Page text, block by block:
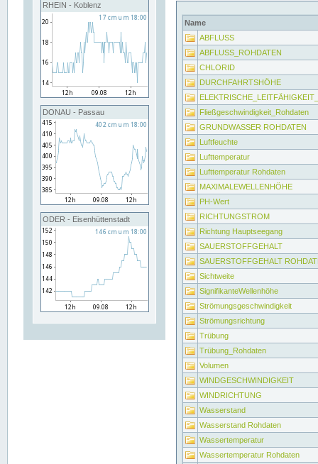
RHEIN - Koblenz
DONAU - Passau
ODER - Eisenhüttenstadt
Name
ABFLUSS
ABFLUSS_ROHDATEN
CHLORID
DURCHFAHRTSHÖHE
Fließgeschwindigkeit_Rohdaten
GRUNDWASSER ROHDATEN
Luftfeuchte
Lufttemperatur
Lufttemperatur Rohdaten
MAXIMALEWELLENHÖHE
PH-Wert
RICHTUNGSTROM
Richtung Hauptseegang
SAUERSTOFFGEHALT
SAUERSTOFFGEHALT
Sichtweite
SignifikanteWellenhöhe
Strömungsgeschwindigkeit
Strömungsrichtung
Trübung
Trübung_Rohdaten
Volumen
WINDGESCHWINDIGKEIT
WINDRICHTUNG
Wasserstand
Wasserstand Rohdaten
Wassertemperatur
Wassertemperatur Rohdaten